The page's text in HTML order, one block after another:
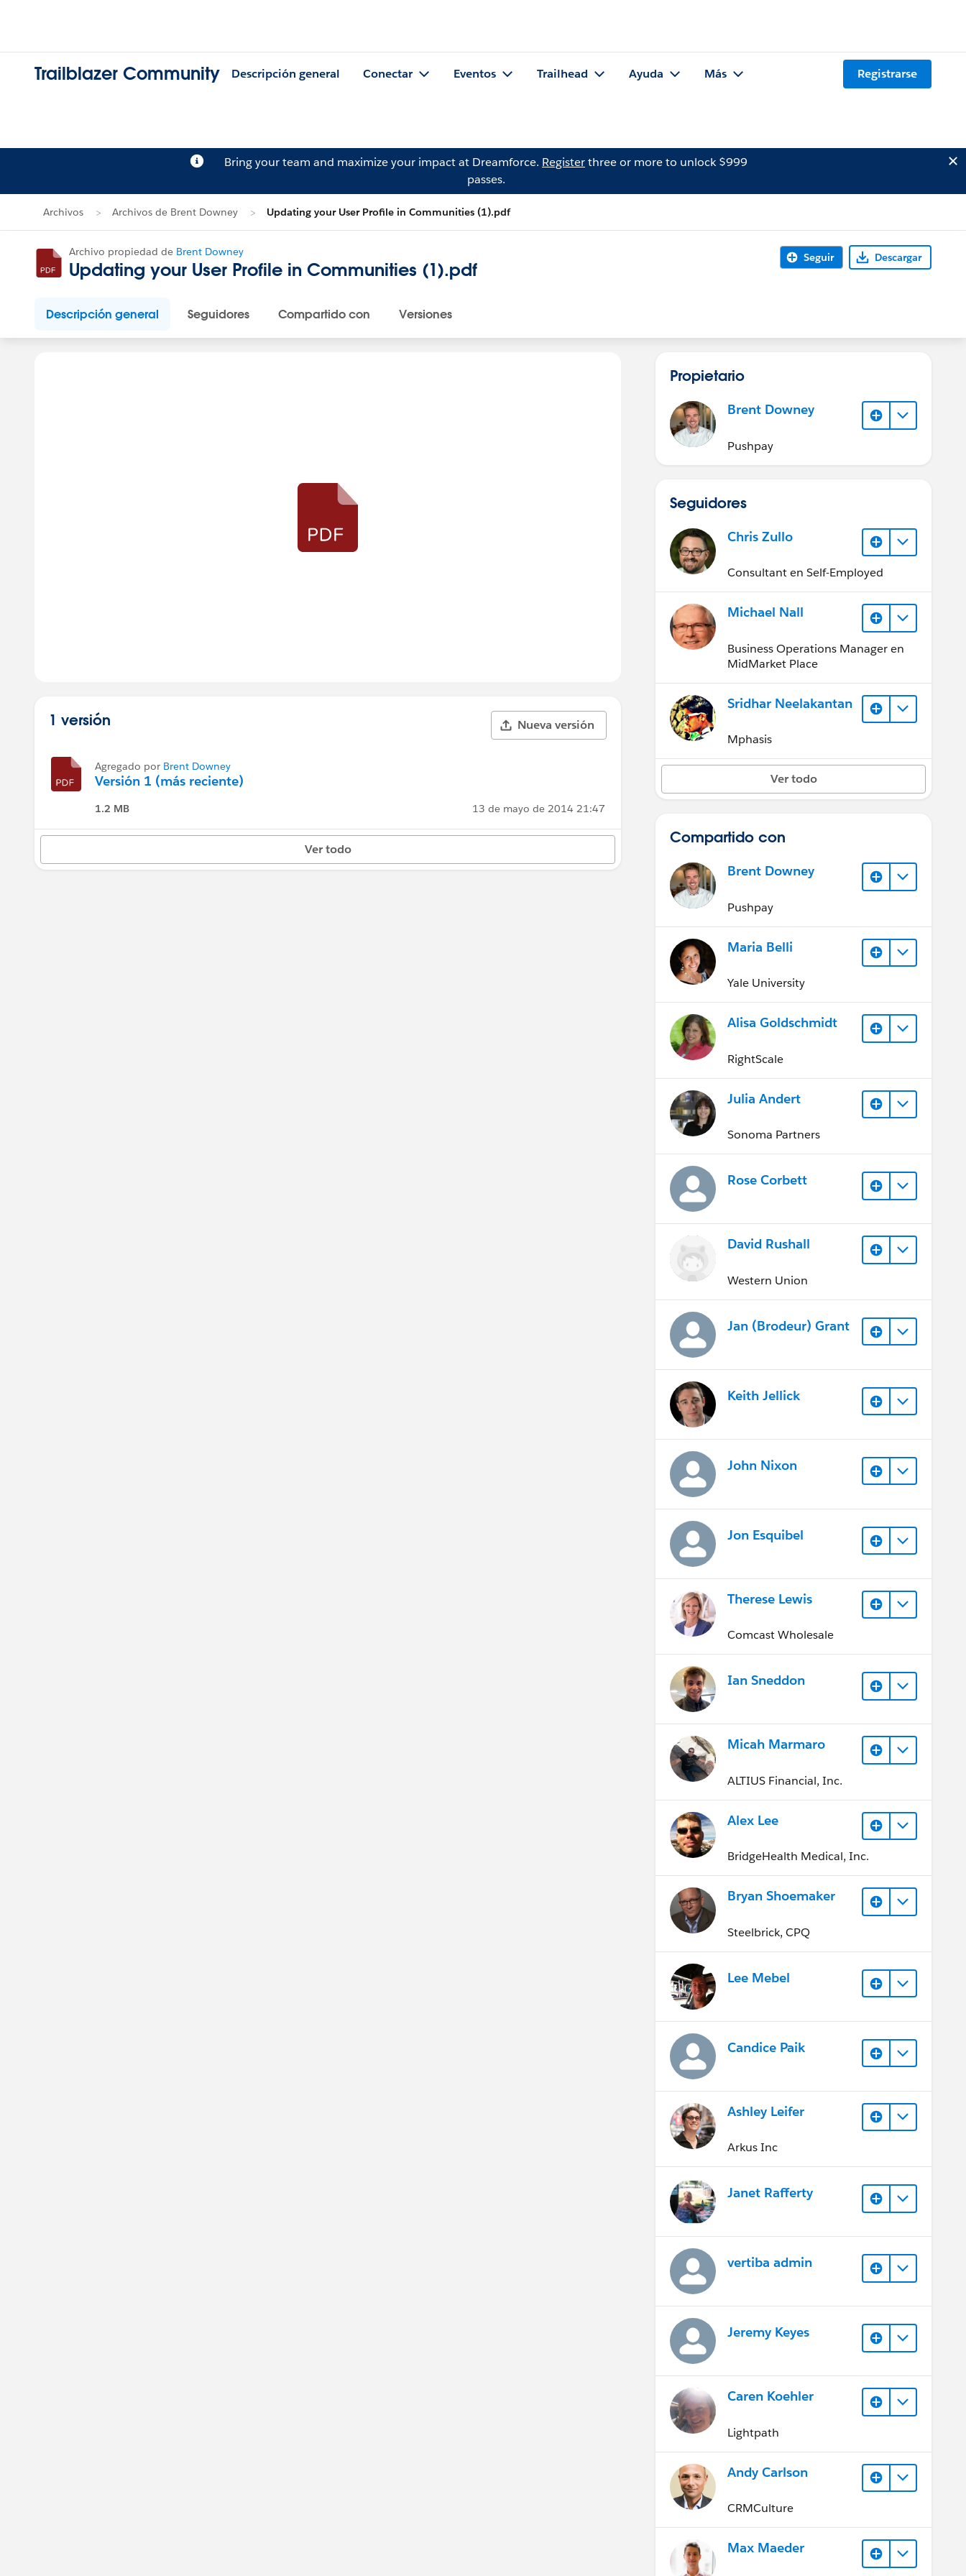
Trailblazer Community Descripción general Conectar Eventos Trailhead Ayuda Más Registrarse
Bring your team and maximize your impact at Dreamforce. Registerthree or more to unlock $999
passes.
Archivos Archivos de Brent Downey Updating your User Profile in Communities (1).pdf
Archivo propiedad de Brent Downey
Updating your User Profile in Communities (1).pdf
Seguir Descargar
Descripción general Seguidores Compartido con Versiones
1 versión Nueva versión
Agregado por Brent Downey
Versión 1 (más reciente)
1.2 MB 13 de mayo de 2014 21:47
Ver todo
Propietario
Brent Downey
Pushpay
Seguidores
Chris Zullo
Consultant en Self-Employed
Michael Nall
Business Operations Manager en
MidMarket Place
Sridhar Neelakantan
Mphasis
Ver todo
Compartido con
Brent Downey
Pushpay
Maria Belli
Yale University
Alisa Goldschmidt
RightScale
Julia Andert
Sonoma Partners
Rose Corbett
David Rushall
Western Union
Jan (Brodeur) Grant
Keith Jellick
John Nixon
Jon Esquibel
Therese Lewis
Comcast Wholesale
Ian Sneddon
Micah Marmaro
ALTIUS Financial, Inc.
Alex Lee
BridgeHealth Medical, Inc.
Bryan Shoemaker
Steelbrick, CPQ
Lee Mebel
Candice Paik
Ashley Leifer
Arkus Inc
Janet Rafferty
vertiba admin
Jeremy Keyes
Caren Koehler
Lightpath
Andy Carlson
CRMCulture
Max Maeder